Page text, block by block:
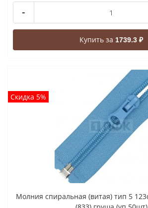
-
Купить за 1739.3 ₽
Скидка 5%
Молния спиральная (витая) тип 5